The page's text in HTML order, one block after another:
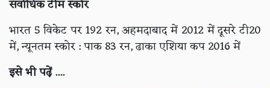
सर्वाधिक टीम स्कोर
भारत 5 विकेट पर 192 रन, अहमदाबाद में 2012 में दूसरे टी20
में, न्यूनतम स्कोर : पाक 83 रन, ढाका एशिया कप 2016 में
इसे भी पढ़ें ....